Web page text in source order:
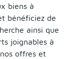
biens à
bénéficiez de
ainsi que
joignables à
offres et